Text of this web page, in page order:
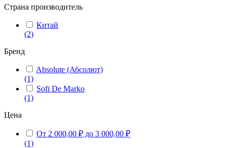
Страна производитель
Китай
(2)
Бренд
Absolute (Абсолют)
(1)
Sofi De Marko
(1)
Цена
От 2 000,00 ₽ до 3 000,00 ₽
(1)